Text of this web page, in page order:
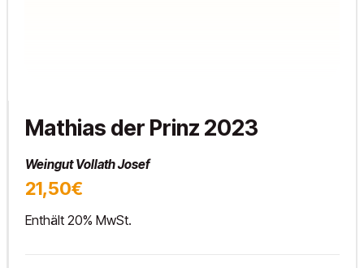
Mathias der Prinz 2023
Weingut Vollath Josef
21,50€
Enthält 20% MwSt.